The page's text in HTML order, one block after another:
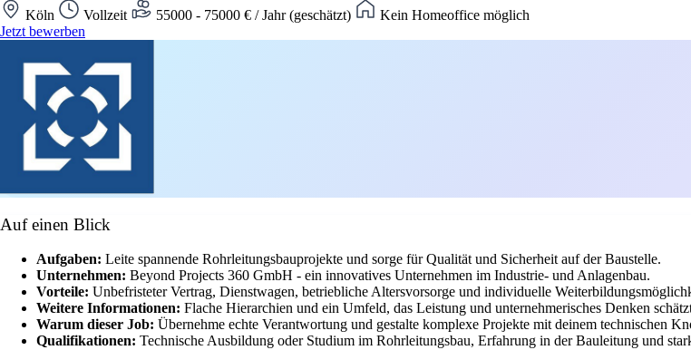
Köln Vollzeit 55000 - 75000 € / Jahr (geschätzt)
Kein Homeoffice möglich
Jetzt bewerben
Auf einen Blick
Aufgaben: Leite spannende Rohrleitungsbauprojekte und sorge für Qualität und Sicherheit auf der Baustelle.
Unternehmen: Beyond Projects 360 GmbH - ein innovatives Unternehmen im Industrie- und Anlagenbau.
Vorteile: Unbefristeter Vertrag, Dienstwagen, betriebliche Altersvorsorge und individuelle
Weitere Informationen: Flache Hierarchien und ein Umfeld, das Leistung und unternehmerisches Denken
Warum dieser Job: Übernehme echte Verantwortung und gestalte komplexe Projekte mit deinem technischen
Qualifikationen: Technische Ausbildung oder Studium im Rohrleitungsbau, Erfahrung in der Bauleitung und